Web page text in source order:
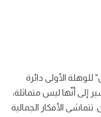
الأولى دائرة
إلى أنّها ليس متماثلة،
الأفكار الجمالية